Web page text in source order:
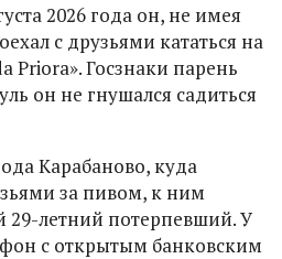
2026 года он, не имея
с друзьями кататься на
Priora». Госзнаки парень
он не гнушался садиться
Карабаново, куда
за пивом, к ним
летний потерпевший. У
с открытым банковским